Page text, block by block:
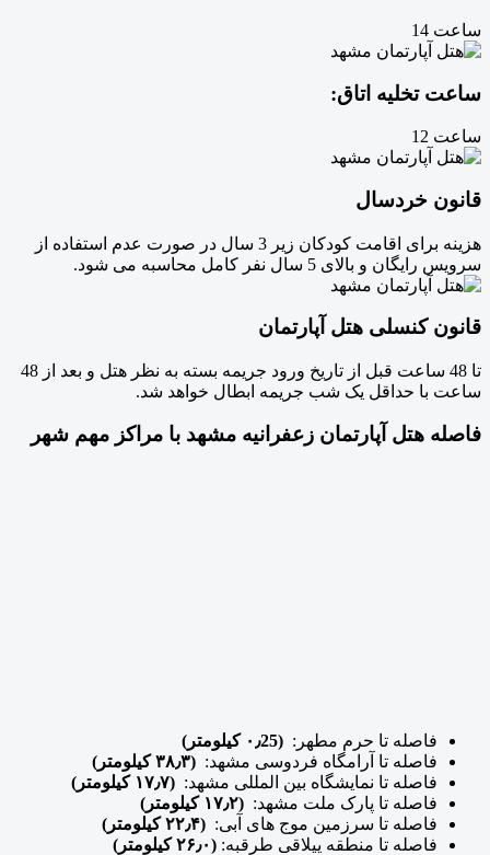
ساعت 14
ساعت تخلیه اتاق:
ساعت 12
قانون خردسال
هزینه برای اقامت کودکان زیر 3 سال در صورت عدم استفاده از
سرویس رایگان و بالای 5 سال نفر کامل محاسبه می شود.
قانون کنسلی هتل آپارتمان
تا 48 ساعت قبل از تاریخ ورود جریمه بسته به نظر هتل و بعد از 48
ساعت با حداقل یک شب جریمه ابطال خواهد شد.
فاصله هتل آپارتمان زعفرانیه مشهد با مراکز مهم شهر
فاصله تا حرم مطهر: (۰٫25 کیلومتر)
فاصله تا آرامگاه فردوسی مشهد: (۳۸٫۳ کیلومتر)
فاصله تا نمایشگاه بین المللی مشهد: (۱۷٫۷ کیلومتر)
فاصله تا پارک ملت مشهد: (۱۷٫۲ کیلومتر)
فاصله تا سرزمین موج های آبی: (۲۲٫۴ کیلومتر)
فاصله تا منطقه ییلاقی طرقبه: (۲۶٫۰ کیلومتر)